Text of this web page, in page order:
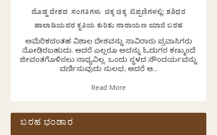
ದೊಡ್ಡ ದೇಶದ ಸಂಗತಿಗಳು ಚಿಕ್ಕ ಚಿಕ್ಕ ಟಿಪ್ಪಣಿಗಳಲ್ಲಿ: ಶಶಿಧರ
ಹಾಲಾಡಿಯವರ ಕೃತಿಯ ಕುರಿತು ನಾರಾಯಣ ಯಾಜಿ ಬರಹ
ಅಮೆರಿಕದಂತಹ ವಿಶಾಲ ದೇಶವನ್ನು ಸಾವಿರಾರು ಪ್ರವಾಸಿಗರು
ನೋಡಿರಬಹುದು. ಆದರೆ ಎಲ್ಲರೂ ಅದನ್ನು ಓದುಗರ ಕಣ್ಮುಂದೆ
ಜೀವಂತಗೊಳಿಸಲು ಸಾಧ್ಯವಿಲ್ಲ. ಒಂದು ಸ್ಥಳದ ಸೌಂದರ್ಯವನ್ನು
ವರ್ಣಿಸುವುದು ಸುಲಭ; ಆದರೆ ಆ...
Read More
ಬರಹ ಭಂಡಾರ